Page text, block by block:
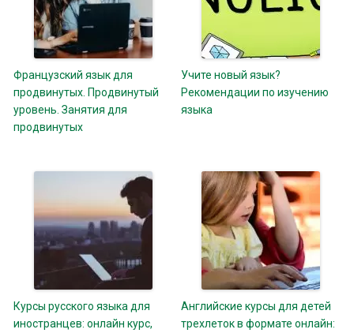
Французский язык для
продвинутых. Продвинутый
уровень. Занятия для
продвинутых
Учите новый язык?
Рекомендации по изучению
языка
Курсы русского языка для
иностранцев: онлайн курс,
Английские курсы для детей
трехлеток в формате онлайн: